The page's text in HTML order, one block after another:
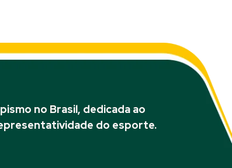
no Brasil, dedicada ao
do esporte.